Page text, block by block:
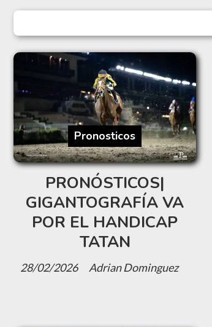
PRONÓSTICOS|
GIGANTOGRAFÍA VA
POR EL HANDICAP
TATAN
Adrian Dominguez
Pronosticos
28/02/2026